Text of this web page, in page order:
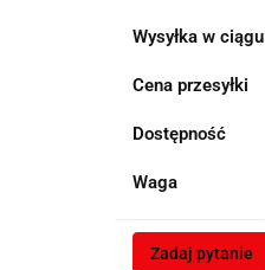
Wysyłka w ciągu
Cena przesyłki
Dostępność
Waga
Zadaj pytanie